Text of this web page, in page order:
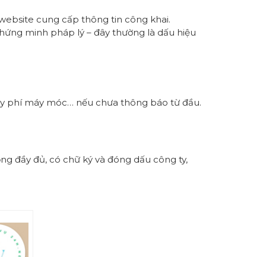
cung cấp thông tin công khai.
minh pháp lý – đây thường là dấu hiệu
phí máy móc… nếu chưa thông báo từ đầu.
đầy đủ, có chữ ký và đóng dấu công ty,